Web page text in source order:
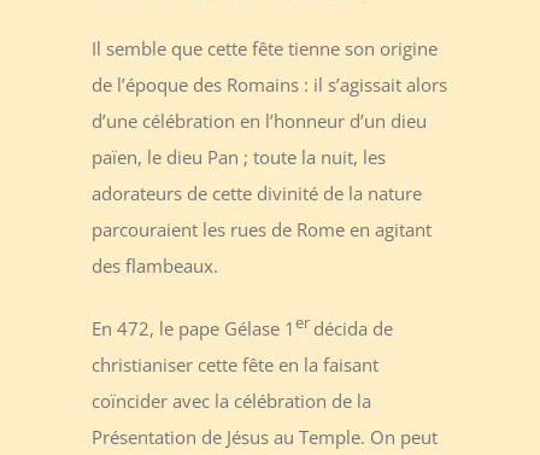
Il semble que cette fête tienne son origine
de l’époque des Romains : il s’agissait alors
d’une célébration en l’honneur d’un dieu
païen, le dieu Pan ; toute la nuit, les
adorateurs de cette divinité de la nature
parcouraient les rues de Rome en agitant
des flambeaux.
En 472, le pape Gélase 1er décida de
christianiser cette fête en la faisant
coïncider avec la célébration de la
Présentation de Jésus au Temple. On peut